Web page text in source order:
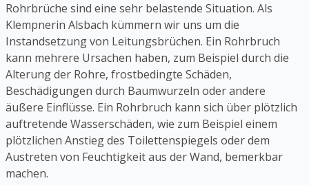
Rohrbrüche sind eine sehr belastende Situation. Als
Klempnerin Alsbach kümmern wir uns um die
Instandsetzung von Leitungsbrüchen. Ein Rohrbruch
kann mehrere Ursachen haben, zum Beispiel durch die
Alterung der Rohre, frostbedingte Schäden,
Beschädigungen durch Baumwurzeln oder andere
äußere Einflüsse. Ein Rohrbruch kann sich über plötzlich
auftretende Wasserschäden, wie zum Beispiel einem
plötzlichen Anstieg des Toilettenspiegels oder dem
Austreten von Feuchtigkeit aus der Wand, bemerkbar
machen.